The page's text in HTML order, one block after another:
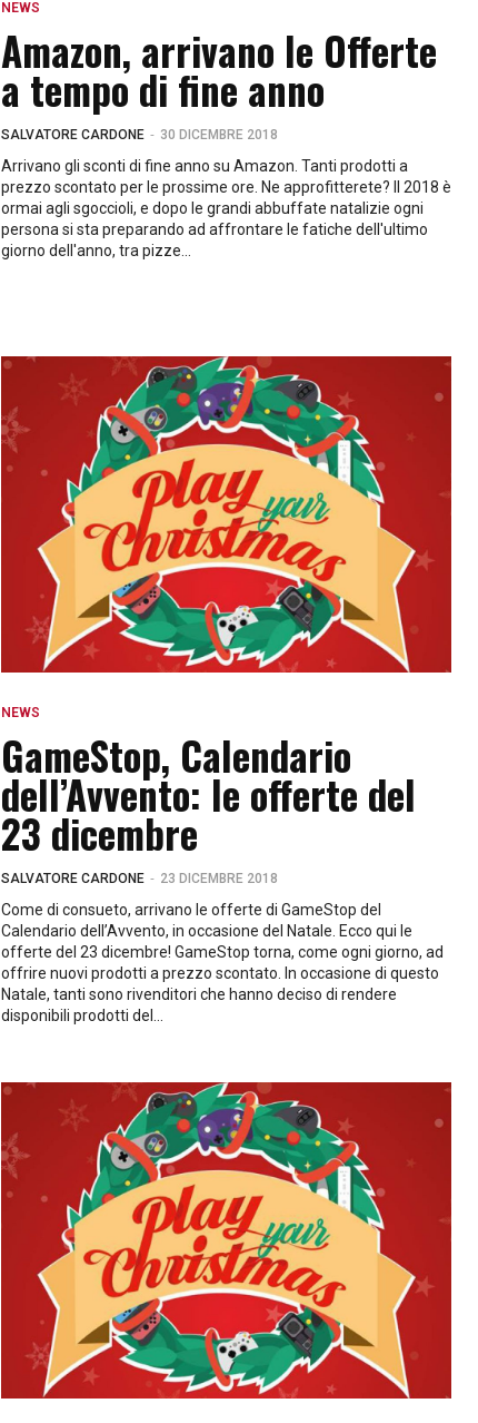
NEWS
Amazon, arrivano le Offerte
a tempo di fine anno
SALVATORE CARDONE - 30 DICEMBRE 2018
Arrivano gli sconti di fine anno su Amazon. Tanti prodotti a
prezzo scontato per le prossime ore. Ne approfitterete? Il 2018 è
ormai agli sgoccioli, e dopo le grandi abbuffate natalizie ogni
persona si sta preparando ad affrontare le fatiche dell'ultimo
giorno dell'anno, tra pizze...
NEWS
GameStop, Calendario
dell’Avvento: le offerte del
23 dicembre
SALVATORE CARDONE - 23 DICEMBRE 2018
Come di consueto, arrivano le offerte di GameStop del
Calendario dell’Avvento, in occasione del Natale. Ecco qui le
offerte del 23 dicembre! GameStop torna, come ogni giorno, ad
offrire nuovi prodotti a prezzo scontato. In occasione di questo
Natale, tanti sono rivenditori che hanno deciso di rendere
disponibili prodotti del...